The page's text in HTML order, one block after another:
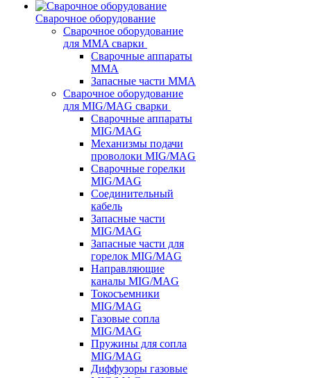
Сварочное оборудование
Сварочное оборудование
для MMA сварки
Сварочные аппараты
MMA
Запасные части MMA
Сварочное оборудование
для MIG/MAG сварки
Сварочные аппараты
MIG/MAG
Механизмы подачи
проволоки MIG/MAG
Сварочные горелки
MIG/MAG
Соединительный
кабель
Запасные части
MIG/MAG
Запасные части для
горелок MIG/MAG
Направляющие
каналы MIG/MAG
Токосъемники
MIG/MAG
Газовые сопла
MIG/MAG
Пружины для сопла
MIG/MAG
Диффузоры газовые